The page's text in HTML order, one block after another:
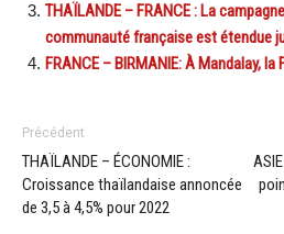
THAÏLANDE – FRANCE : La
communauté française est étendue
FRANCE – BIRMANIE: À Mandalay,
Précédent
THAÏLANDE – ÉCONOMIE :
Croissance thaïlandaise annoncée
de 3,5 à 4,5% pour 2022